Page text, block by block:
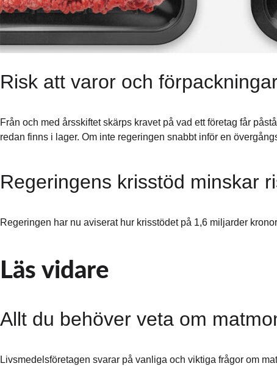
Risk att varor och
Från och med årsskiftet skärps kravet på vad ett företag får
redan finns i lager. Om inte regeringen snabbt inför en
Regeringens krisstöd minskar
Regeringen har nu aviserat hur krisstödet på 1,6 miljarder
Läs vidare
Allt du behöver veta om
Livsmedelsföretagen svarar på vanliga och viktiga frågor om